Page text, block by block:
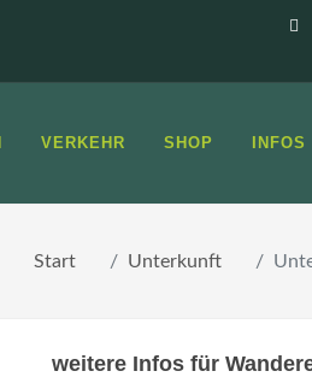
VERKEHR SHOP INFOS
Start Unterkunft
weitere Infos für